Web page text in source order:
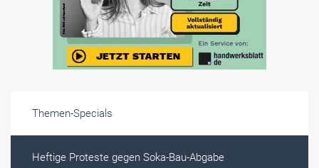
Themen-Specials
Heftige Proteste gegen Soka-Bau-Abgabe